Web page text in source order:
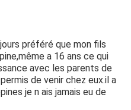
préféré que mon fils
a 16 ans ce qui
avec les parents de
de venir chez eux.il a
je n ais jamais eu de